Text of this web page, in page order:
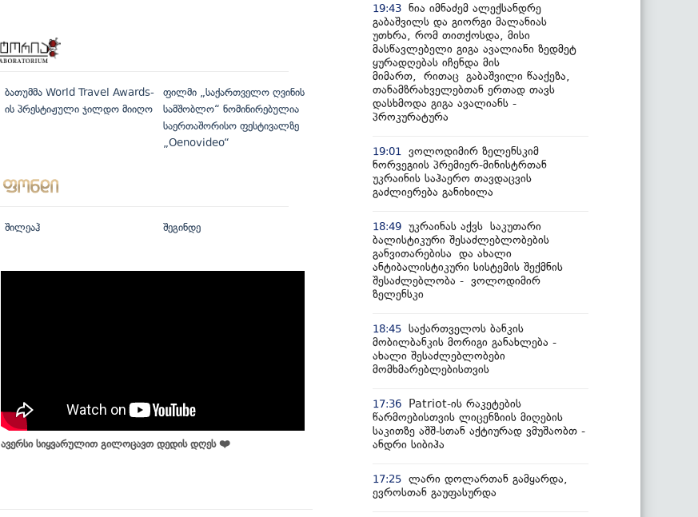
ბათუმმა World Travel Awards-
ის პრესტიჟული ჯილდო მიიღო
ფილმი „საქართველო ღვინის
სამშობლო“ ნომინირებულია
საერთაშორისო ფესტივალზე
„Oenovideo“
შილეაჰ შეგინდე
ავერსი სიყვარულით გილოცავთ დედის დღეს ❤️
19:43 ნია იმნაძემ ალექსანდრე
გაბაშვილს და გიორგი მალანიას
უთხრა, რომ თითქოსდა, მისი
მასწავლებელი გიგა ავალიანი ზედმეტ
ყურადღებას იჩენდა მის
მიმართ, რითაც გაბაშვილი წააქეზა,
თანამზრახველებთან ერთად თავს
დასხმოდა გიგა ავალიანს -
პროკურატურა
19:01
ვოლოდიმირ ზელენსკიმ
ნორვეგიის პრემიერ-მინისტრთან
უკრაინის საჰაერო თავდაცვის
გაძლიერება განიხილა
18:49 უკრაინას აქვს საკუთარი
ბალისტიკური შესაძლებლობების
განვითარებისა და ახალი
ანტიბალისტიკური სისტემის შექმნის
შესაძლებლობა - ვოლოდიმირ
ზელენსკი
18:45 საქართველოს ბანკის
მობილბანკის მორიგი განახლება -
ახალი შესაძლებლობები
მომხმარებლებისთვის
17:36
Patriot-ის რაკეტების
წარმოებისთვის ლიცენზიის მიღების
საკითზე აშშ-სთან აქტიურად ვმუშაობთ -
ანდრი სიბიჰა
17:25 ლარი დოლართან გამყარდა,
ევროსთან გაუფასურდა